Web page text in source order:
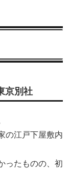
京別社
の江戸下屋敷内
ったものの、初